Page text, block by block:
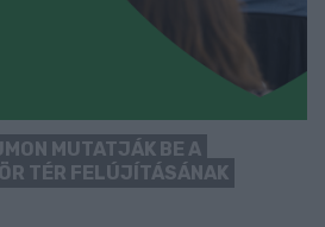
MUTATJÁK BE A
TÉR FELÚJÍTÁSÁNAK